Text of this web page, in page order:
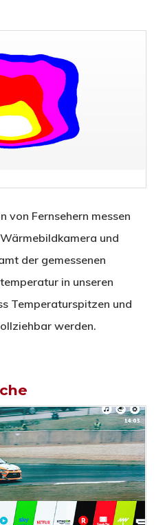
von Fernsehern mes­sen
und
der gemessenen
in unseren
Temperaturspitzen und
werden.